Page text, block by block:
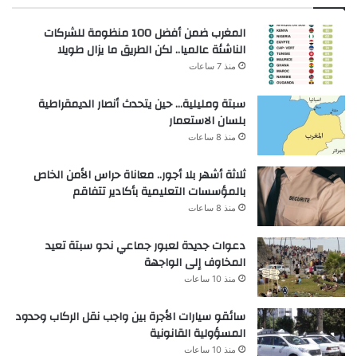
المغرب ضمن أفضل 100 منظومة للشركات
الناشئة عالميا.. لكن الطريق ما يزال طويلا
منذ 7 ساعات
سبتة ومليلية… حين يتحدث أنصار الديمقراطية
بلسان الاستعمار
منذ 8 ساعات
ثلاثة أشهر بلا أجور.. معاناة حراس الأمن الخاص
بالمؤسسات التعليمية بأكادير تتفاقم
منذ 8 ساعات
دعوات جديدة لعبور جماعي نحو سبتة تعيد
المخاوف إلى الواجهة
منذ 10 ساعات
سائقو سيارات الأجرة بين واجب نقل الركاب وحدود
المسؤولية القانونية
منذ 10 ساعات